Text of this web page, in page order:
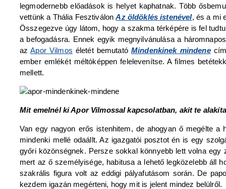
legmodernebb előadások is helyet kaphatnak. Több
vettünk a Thália FesztiválonAz öldöklés istenével, és a mi
Összegezve úgy látom, hogy a szakma térképére is fel
a befogadásra. Ennek egyik megnyilvánulása a
azApor Vilmos életét bemutató Mindenkinek mindene
ember emlékét méltóképpen felelevenítse. A filmes
mellett.
Mit emelnél ki Apor Vilmossal kapcsolatban, akit te
Van egy nagyon erős istenhitem, de ahogyan ő megélte
mindenki mellé odaállt. Az igazgatói posztot én is egy
győri közönségnek. Persze sokkal könnyebb lett volna egy
mert az ő személyisége, habitusa a lehető legközelebb áll
szakrális figura volt az eddigi pályafutásom során. De
kezdem igazán megérteni, hogy mit is jelent mindez belülről.